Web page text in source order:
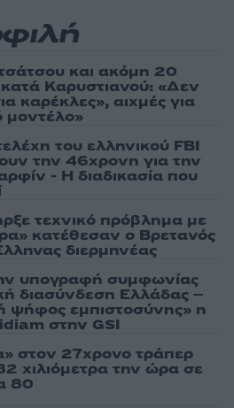
και ακόμη 20
Καρυστιανού: «Δεν
καρέκλες», αιχμές για
μοντέλο»
του ελληνικού FBI
την 46χρονη για την
- Η διαδικασία που
τεχνικό πρόβλημα με
κατέθεσαν ο Βρετανός
διερμηνέας
υπογραφή συμφωνίας
διασύνδεση Ελλάδας –
ψήφος εμπιστοσύνης» η
στην GSI
στον 27χρονο τράπερ
χιλιόμετρα την ώρα σε
80